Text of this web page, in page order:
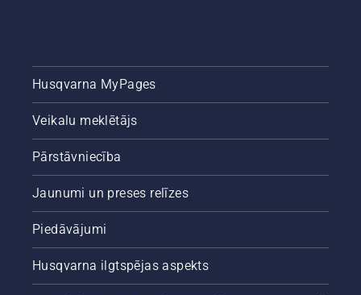
Husqvarna MyPages
Veikalu meklētājs
Pārstāvniecība
Jaunumi un preses relīzes
Piedāvājumi
Husqvarna ilgtspējas aspekts